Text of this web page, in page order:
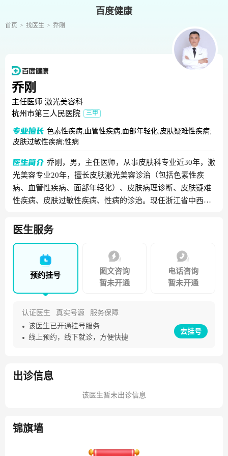
百度健康
首页 找医生 乔刚
乔刚
主任医师 激光美容科
杭州市第三人民医院
三甲
色素性疾病;血管性疾病;面部年轻化;皮肤疑难性疾病;
皮肤过敏性疾病;性病
乔刚，男，主任医师，从事皮肤科专业近30年，激
光美容专业20年，擅长皮肤激光美容诊治（包括色素性疾
病、血管性疾病、面部年轻化）、皮肤病理诊断、皮肤疑难
性疾病、皮肤过敏性疾病、性病的诊治。现任浙江省中西医
组副组长、浙江省整形协会激光分会副会长、浙江省激光学
医生服务
预约挂号
图文咨询
暂未开通
电话咨询
暂未开通
认证医生 真实号源
服务保障
该医生已开通挂号服务
线上预约，线下就诊，方便快捷
去挂号
出诊信息
该医生暂未出诊信息
锦旗墙